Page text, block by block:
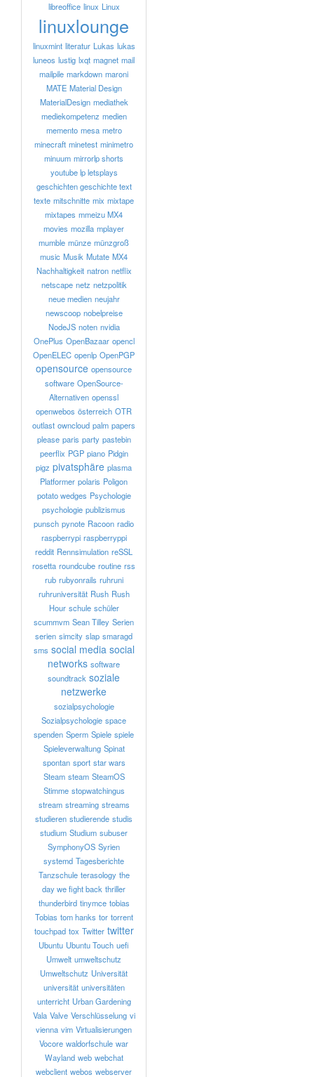
libreoffice linux Linux
linuxlounge
linuxmint literatur Lukas lukas
luneos lustig lxqt magnet mail
mailpile markdown maroni
MATE Material Design
MaterialDesign mediathek
mediekompetenz medien
memento mesa metro
minecraft minetest minimetro
minuum mirrorlp shorts
youtube lp letsplays
geschichten geschichte text
texte mitschnitte mix mixtape
mixtapes mmeizu MX4
movies mozilla mplayer
mumble münze münzgroß
music Musik Mutate MX4
Nachhaltigkeit natron netflix
netscape netz netzpolitik
neue medien neujahr
newscoop nobelpreise
NodeJS noten nvidia
OnePlus OpenBazaar opencl
OpenELEC openlp OpenPGP
opensource opensource
software OpenSource-
Alternativen openssl
openwebos österreich OTR
outlast owncloud palm papers
please paris party pastebin
peerflix PGP piano Pidgin
pigz pivatsphäre plasma
Platformer polaris Poligon
potato wedges Psychologie
psychologie publizismus
punsch pynote Racoon radio
raspberrypi raspberryppi
reddit Rennsimulation reSSL
rosetta roundcube routine rss
rub rubyonrails ruhruni
ruhruniversität Rush Rush
Hour schule schüler
scummvm Sean Tilley Serien
serien simcity slap smaragd
sms social media social
networks software
soundtrack soziale
netzwerke
sozialpsychologie
Sozialpsychologie space
spenden Sperm Spiele spiele
Spieleverwaltung Spinat
spontan sport star wars
Steam steam SteamOS
Stimme stopwatchingus
stream streaming streams
studieren studierende studis
studium Studium subuser
SymphonyOS Syrien
systemd Tagesberichte
Tanzschule terasology the
day we fight back thriller
thunderbird tinymce tobias
Tobias tom hanks tor torrent
touchpad tox Twitter twitter
Ubuntu Ubuntu Touch uefi
Umwelt umweltschutz
Umweltschutz Universität
universität universitäten
unterricht Urban Gardening
Vala Valve Verschlüsselung vi
vienna vim Virtualisierungen
Vocore waldorfschule war
Wayland web webchat
webclient webos webserver